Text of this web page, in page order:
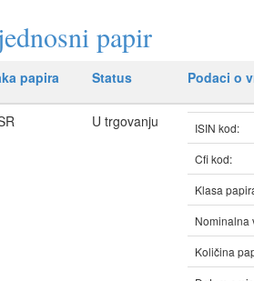
papir
papira Status Podaci o
U trgovanju ISIN kod:
Cfi kod:
Klasa
Nominalna
Količina